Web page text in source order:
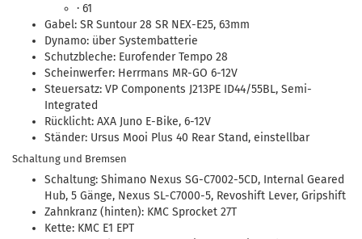
· 61
Gabel: SR Suntour 28 SR NEX-E25, 63mm
Dynamo: über Systembatterie
Schutzbleche: Eurofender Tempo 28
Scheinwerfer: Herrmans MR-GO 6-12V
Steuersatz: VP Components J213PE ID44/55BL, Semi-
Integrated
Rücklicht: AXA Juno E-Bike, 6-12V
Ständer: Ursus Mooi Plus 40 Rear Stand, einstellbar
Schaltung und Bremsen
Schaltung: Shimano Nexus SG-C7002-5CD, Internal Geared
Hub, 5 Gänge, Nexus SL-C7000-5, Revoshift Lever, Gripshift
Zahnkranz (hinten): KMC Sprocket 27T
Kette: KMC E1 EPT